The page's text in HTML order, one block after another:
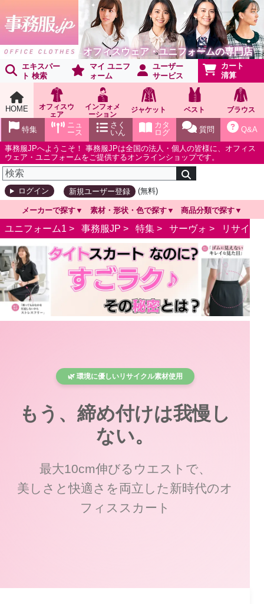
オフィスウェア・ユニフォームの専門店
エキスパー
ト 検索
マイ ユニフ
ォーム
ユーザー
サービス
カート
清算
HOME
オフィスウ
ェア
インフォメ
ーション
ショールー
ム
ジャケット ベスト ブラウス
Q&A
質問
カタ
ログ
さく
いん
ニュ
ース
特集
事務服JPへようこそ！ 事務服JPは全国の法人・個人の皆様に、オフィス
ウェア・ユニフォームをご提供するオンラインショップです。
ログイン 新規ユーザー登録 (無料)
メーカーで探す 素材・形状・色で探す 商品分類で探す
ユニフォーム1 > 事務服JP > 特集 > サーヴォ > リサイク
🌿 環境に優しいリサイクル素材使用
もう、締め付けは我慢し
ない。
最大10cm伸びるウエストで、
美しさと快適さを両立した新時代のオ
フィススカート